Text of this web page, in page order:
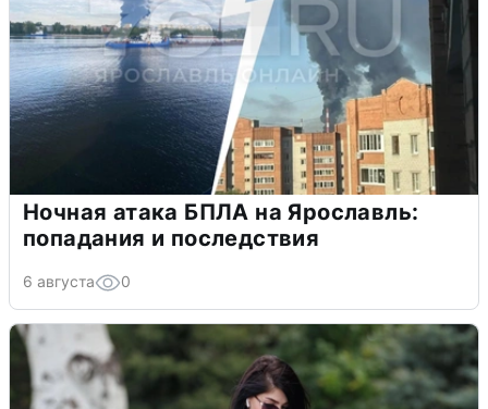
Ночная атака БПЛА на Ярославль:
попадания и последствия
6 августа 0